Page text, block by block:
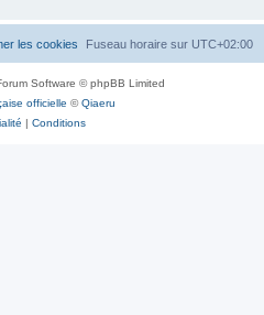
Fuseau horaire sur UTC+02:00
les cookies
Software © phpBB Limited
officielle ©Qiaeru
| Conditions